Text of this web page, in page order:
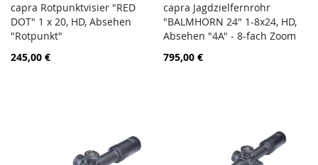
Dodaj do koszyka PORÓWNAJ
capra Rotpunktvisier "RED
DOT" 1 x 20, HD, Absehen
"Rotpunkt"
245,00 €
Dodaj do koszyka
capra Jagdzielfernrohr
"BALMHORN 24" 1-8x24, HD,
Absehen "4A" - 8-fach Zoom
795,00 €